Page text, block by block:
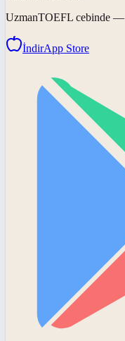
UzmanTOEFL cebinde —
İndirApp Store